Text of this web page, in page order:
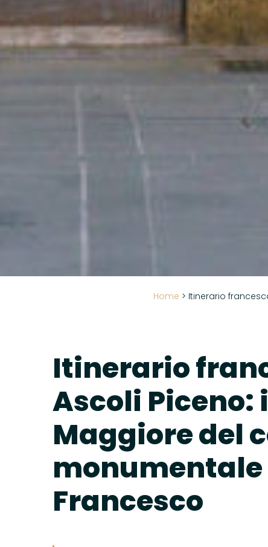
Home > Itinerario
Itinerario
Ascoli Piceno:
Maggiore del
monumentale
Francesco